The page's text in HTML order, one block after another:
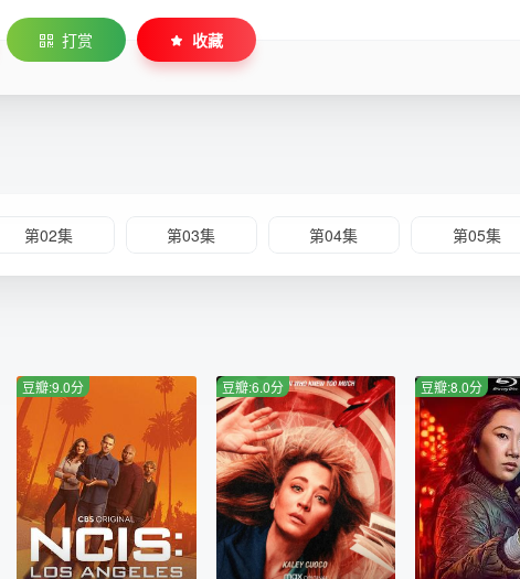
打赏 收藏
第02集 第03集 第04集 第05集
豆瓣:9.0分 豆瓣:6.0分 豆瓣:8.0分